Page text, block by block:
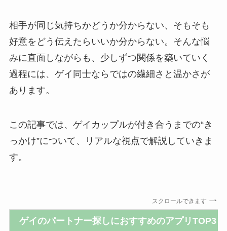
相手が同じ気持ちかどうか分からない、そもそも
好意をどう伝えたらいいか分からない。そんな悩
みに直面しながらも、少しずつ関係を築いていく
過程には、ゲイ同士ならではの繊細さと温かさが
あります。
この記事では、ゲイカップルが付き合うまでの“き
っかけ”について、リアルな視点で解説していきま
す。
スクロールできます
ゲイのパートナー探しにおすすめのアプリTOP3